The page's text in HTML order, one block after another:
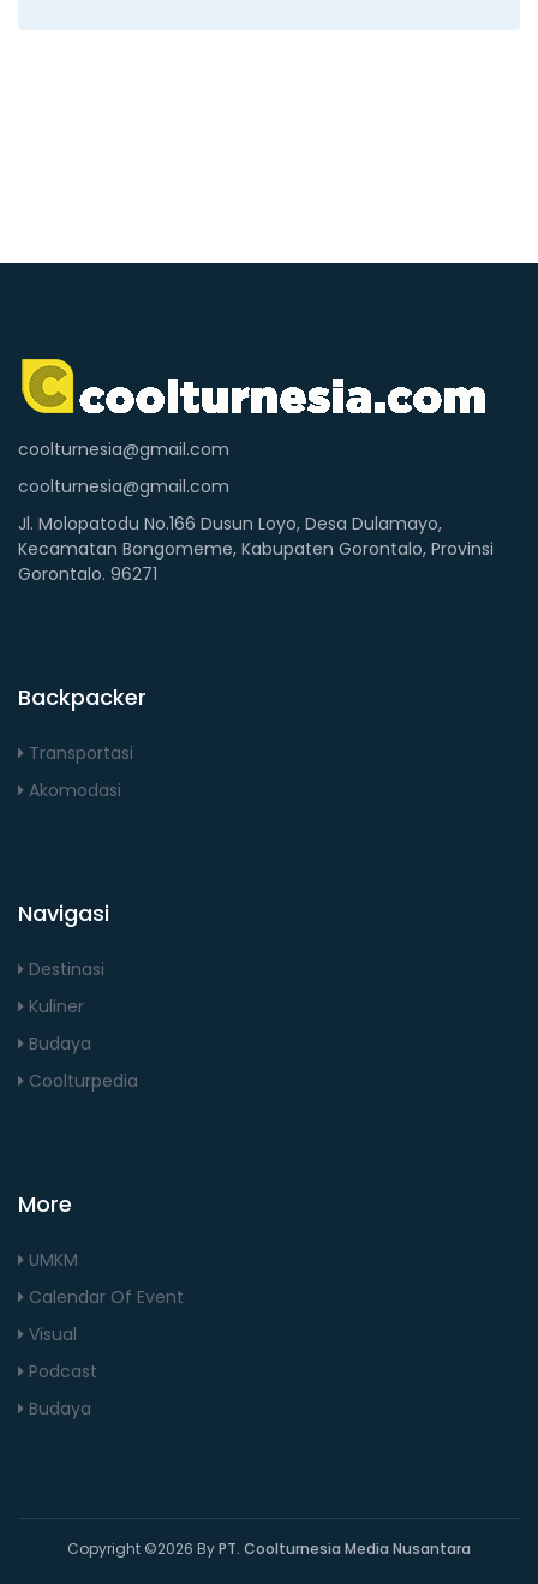
coolturnesia@gmail.com
coolturnesia@gmail.com
Jl. Molopatodu No.166 Dusun Loyo, Desa Dulamayo,
Kecamatan Bongomeme, Kabupaten Gorontalo, Provinsi
Gorontalo. 96271
Backpacker
Transportasi
Akomodasi
Navigasi
Destinasi
Kuliner
Budaya
Coolturpedia
More
UMKM
Calendar Of Event
Visual
Podcast
Budaya
Copyright ©2026 ByPT. Coolturnesia Media Nusantara